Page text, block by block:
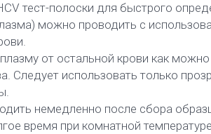
тест-полоски для быстрого
можно проводить с
от остальной крови как
Следует использовать только
немедленно после сбора
время при комнатной